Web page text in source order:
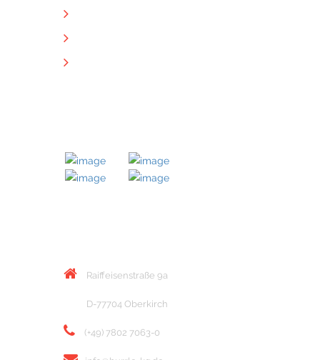
Raiffeisenstraße 9a
D-77704 Oberkirch
(+49) 7802 7063-0